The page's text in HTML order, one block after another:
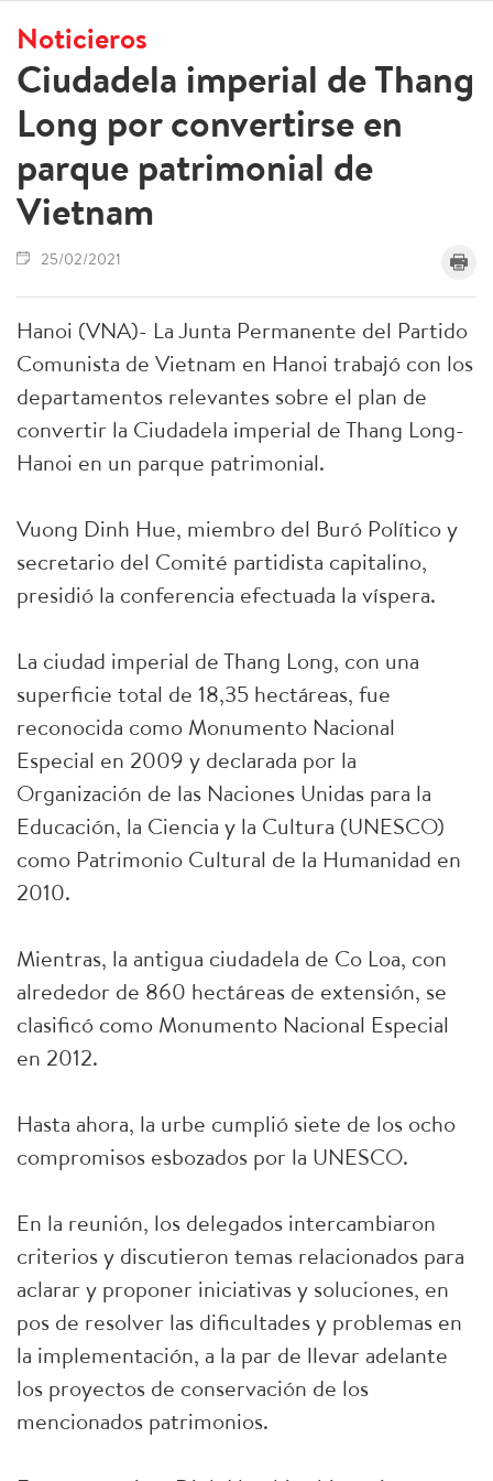
Noticieros
Ciudadela imperial de Thang
Long por convertirse en
parque patrimonial de
Vietnam
25/02/2021
Hanoi (VNA)- La Junta Permanente del Partido
Comunista de Vietnam en Hanoi trabajó con los
departamentos relevantes sobre el plan de
convertir la Ciudadela imperial de Thang Long-
Hanoi en un parque patrimonial.
Vuong Dinh Hue, miembro del Buró Político y
secretario del Comité partidista capitalino,
presidió la conferencia efectuada la víspera.
La ciudad imperial de Thang Long, con una
superficie total de 18,35 hectáreas, fue
reconocida como Monumento Nacional
Especial en 2009 y declarada por la
Organización de las Naciones Unidas para la
Educación, la Ciencia y la Cultura (UNESCO)
como Patrimonio Cultural de la Humanidad en
2010.
Mientras, la antigua ciudadela de Co Loa, con
alrededor de 860 hectáreas de extensión, se
clasificó como Monumento Nacional Especial
en 2012.
Hasta ahora, la urbe cumplió siete de los ocho
compromisos esbozados por la UNESCO.
En la reunión, los delegados intercambiaron
criterios y discutieron temas relacionados para
aclarar y proponer iniciativas y soluciones, en
pos de resolver las dificultades y problemas en
la implementación, a la par de llevar adelante
los proyectos de conservación de los
mencionados patrimonios.